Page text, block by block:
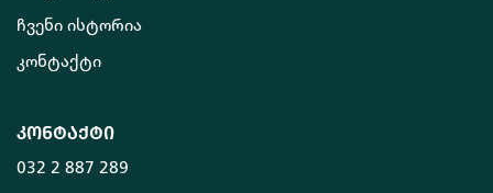
ჩვენი ისტორია
კონტაქტი
კონტაქტი
032 2 887 289